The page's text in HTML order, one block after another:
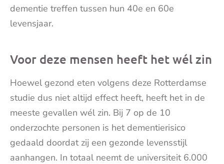
dementie treffen tussen hun 40e en 60e
levensjaar.
Voor deze mensen heeft het wél zin
Hoewel gezond eten volgens deze Rotterdamse
studie dus niet altijd effect heeft, heeft het in de
meeste gevallen wél zin. Bij 7 op de 10
onderzochte personen is het dementierisico
gedaald doordat zij een gezonde levensstijl
aanhangen. In totaal neemt de universiteit 6.000